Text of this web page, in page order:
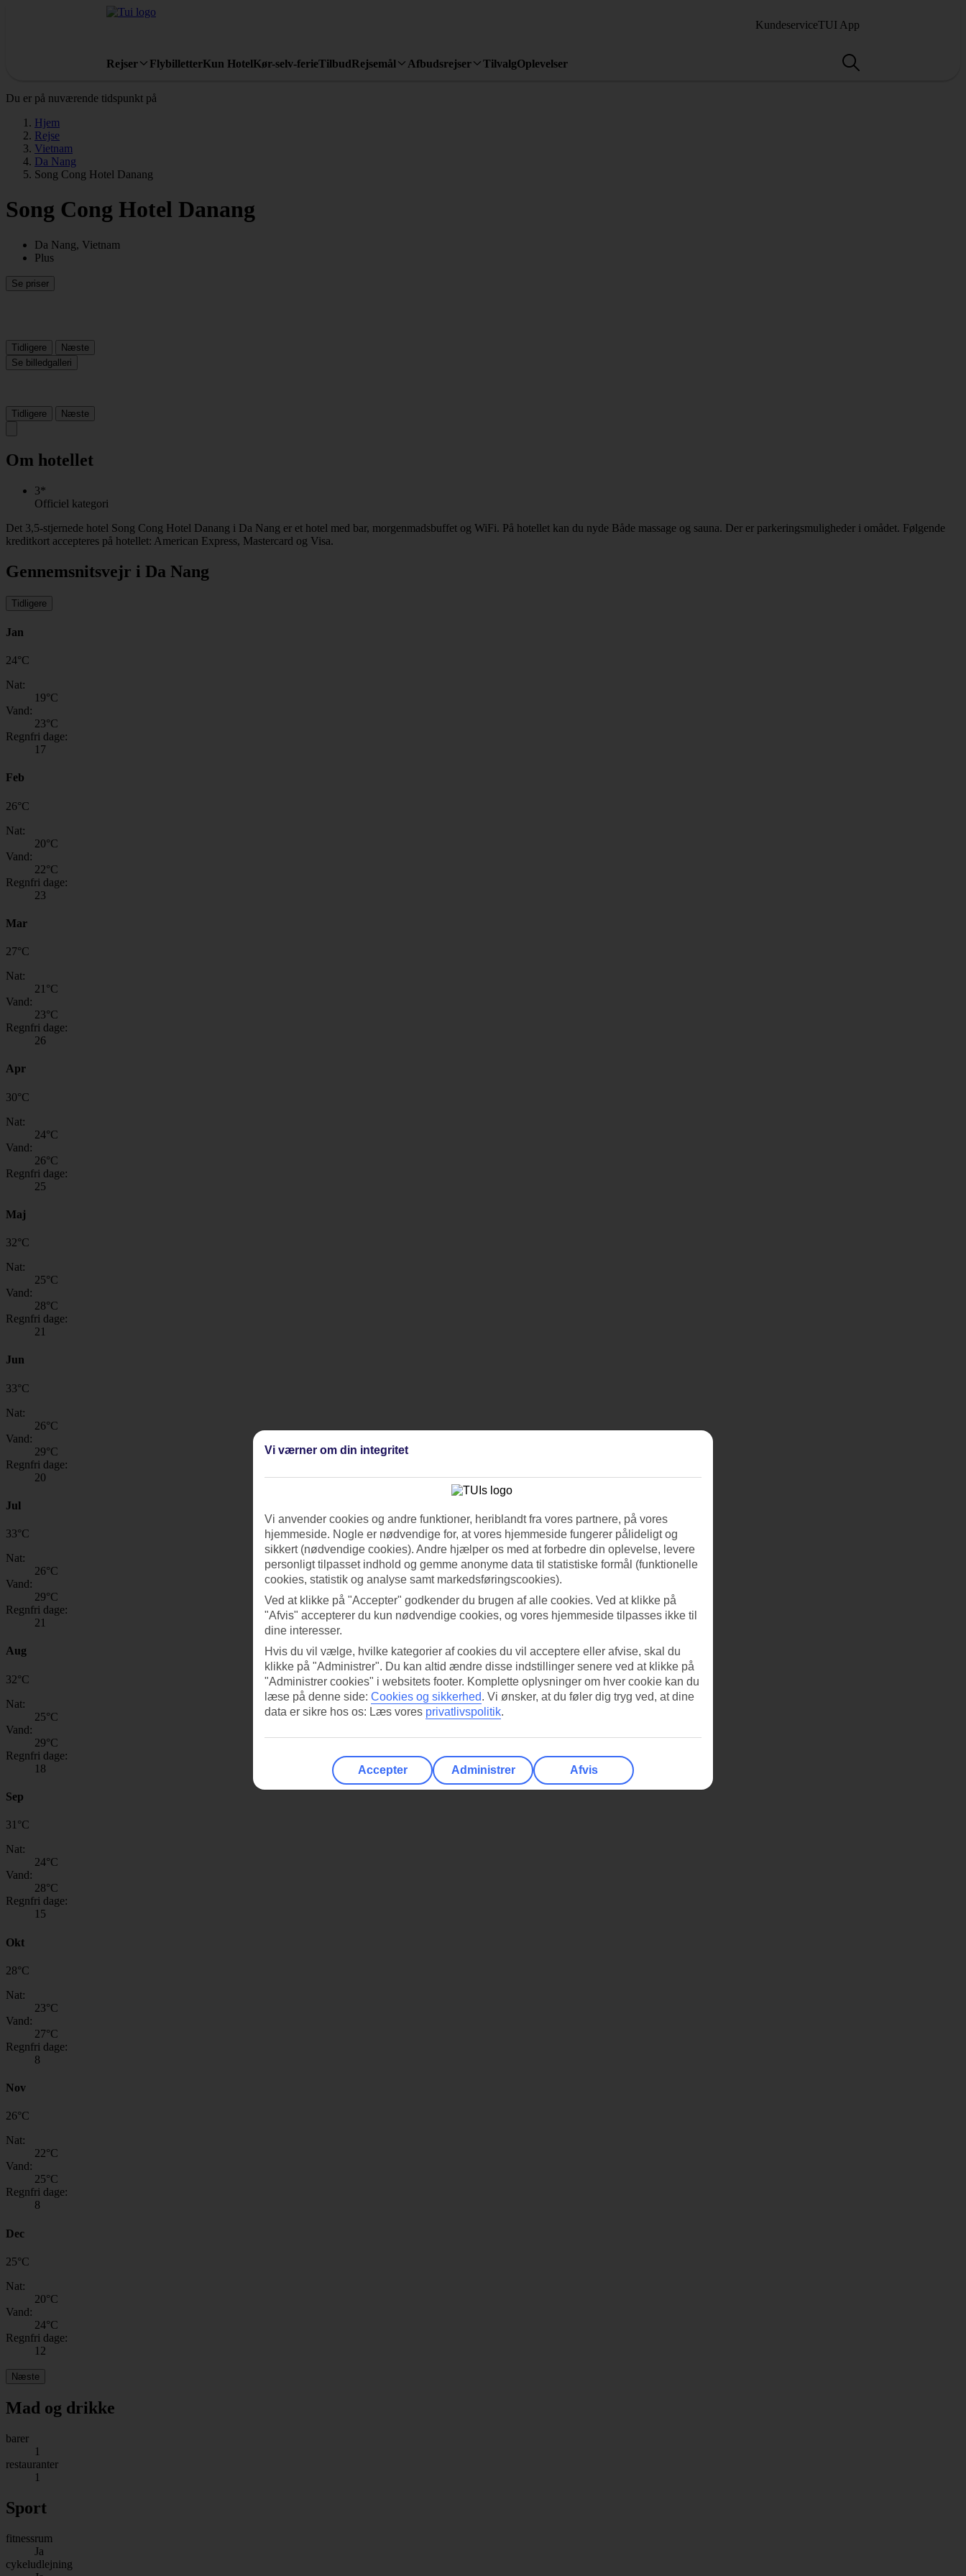
KundeserviceTUI App
Rejser FlybilletterKun HotelKør-selv-ferieTilbudRejsemål Afbudsrejser TilvalgOplevelser
Du er på nuværende tidspunkt på
Hjem
Rejse
Vietnam
Da Nang
Song Cong Hotel Danang
Song Cong Hotel Danang
Da Nang, Vietnam
Plus
Se priser
Tidligere
Næste
Se billedgalleri
Tidligere Næste
Om hotellet
3*
Officiel kategori
Det 3,5-stjernede hotel Song Cong Hotel Danang i Da Nang er et hotel med bar, morgenmadsbuffet og WiFi. På hotellet kan du nyde Både massage og sauna. Der er parkeringsmuligheder i omådet. Følgende
kreditkort accepteres på hotellet: American Express, Mastercard og Visa.
Gennemsnitsvejr i Da Nang
Tidligere
Jan
24°C
Nat:
19°C
Vand:
23°C
Regnfri dage:
17
Feb
26°C
Nat:
20°C
Vand:
22°C
Regnfri dage:
23
Mar
27°C
Nat:
21 °C
Vand:
23°C
Regnfri dage:
26
Apr
30°C
Nat:
24°C
Vand:
26°C
Regnfri dage:
25
Maj
32°C
Nat:
25°C
Vand:
28°C
Regnfri dage:
21
Jun
33°C
Nat:
26°C
Vand:
29°C
Regnfri dage:
20
Jul
33°C
Nat:
26°C
Vand:
29°C
Regnfri dage:
21
Aug
32°C
Nat:
25°C
Vand:
29°C
Regnfri dage:
18
Sep
31 °C
Nat:
24°C
Vand:
28°C
Regnfri dage:
15
Okt
28°C
Nat:
23°C
Vand:
27°C
Regnfri dage:
8
Nov
26°C
Nat:
22°C
Vand:
25°C
Regnfri dage:
8
Dec
25°C
Nat:
20°C
Vand:
24°C
Regnfri dage:
12
Næste
Mad og drikke
barer
1
restauranter
1
Sport
fitnessrum
Ja
cykeludlejning
Vi værner om din integritet
Vi anvender cookies og andre funktioner, heriblandt fra vores partnere, på vores
hjemmeside. Nogle er nødvendige for, at vores hjemmeside fungerer pålideligt og
sikkert (nødvendige cookies). Andre hjælper os med at forbedre din oplevelse, levere
personligt tilpasset indhold og gemme anonyme data til statistiske formål (funktionelle
cookies, statistik og analyse samt markedsføringscookies).
Ved at klikke på "Accepter" godkender du brugen af alle cookies. Ved at klikke på
"Afvis" accepterer du kun nødvendige cookies, og vores hjemmeside tilpasses ikke til
dine interesser.
Hvis du vil vælge, hvilke kategorier af cookies du vil acceptere eller afvise, skal du
klikke på "Administrer". Du kan altid ændre disse indstillinger senere ved at klikke på
"Administrer cookies" i websitets footer. Komplette oplysninger om hver cookie kan du
læse på denne side: Cookies og sikkerhed. Vi ønsker, at du føler dig tryg ved, at dine
data er sikre hos os: Læs vores privatlivspolitik.
Accepter Administrer Afvis